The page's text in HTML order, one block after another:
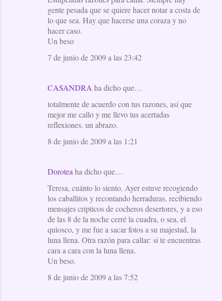
gente pesada que se quiere hacer notar a costa de
lo que sea. Hay que hacerse una coraza y no
hacer caso.
Un beso
7 de junio de 2009 a las 23:42
CASANDRA ha dicho que…
totalmente de acuerdo con tus razones, así que
mejor me callo y me llevo tus acertadas
reflexiones. un abrazo.
8 de junio de 2009 a las 1:21
Dorotea ha dicho que…
Teresa, cuánto lo siento. Ayer estuve recogiendo
los caballitos y recontando herraduras, recibiendo
mensajes crípticos de cocheros desertores, y a eso
de las 8 de la noche cerré la cuadra, o sea, el
quiosco, y me fue a sacar fotos a su majestad, la
luna llena. Otra razón para callar: si te encuentras
cara a cara con la luna llena.
Un beso.
8 de junio de 2009 a las 7:52